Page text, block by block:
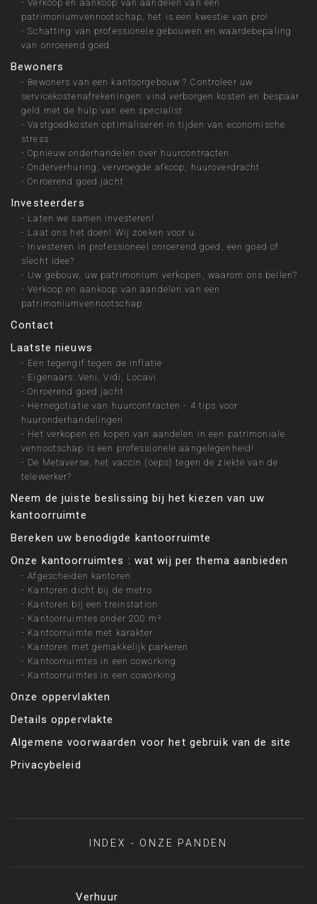
-Verkoop en aankoop van aandelen van een
patrimoniumvennootschap, het is een kwestie van pro!
-Schatting van professionele gebouwen en waardebepaling
van onroerend goed
Bewoners
- Bewoners van een kantoorgebouw ? Controleer uw
servicekostenafrekeningen: vind verborgen kosten en bespaar
geld met de hulp van een specialist
-Vastgoedkosten optimaliseren in tijden van economische
stress
-Opnieuw onderhandelen over huurcontracten
-Onderverhuring, vervroegde afkoop, huuroverdracht
-Onroerend goed jacht
Investeerders
- Laten we samen investeren!
- Laat ons het doen! Wij zoeken voor u.
- Investeren in professioneel onroerend goed, een goed of
slecht idee?
- Uw gebouw, uw patrimonium verkopen, waarom ons bellen?
-Verkoop en aankoop van aandelen van een
patrimoniumvennootschap
Contact
Laatste nieuws
- Een tegengif tegen de inflatie
- Eigenaars: Veni, Vidi, Locavi
-Onroerend goed jacht
- Hernegotiatie van huurcontracten - 4 tips voor
huuronderhandelingen
- Het verkopen en kopen van aandelen in een patrimoniale
vennootschap is een professionele aangelegenheid!
- De Metaverse, het vaccin (oeps) tegen de ziekte van de
telewerker?
Neem de juiste beslissing bij het kiezen van uw
kantoorruimte
Bereken uw benodigde kantoorruimte
Onze kantoorruimtes : wat wij per thema aanbieden
-Afgescheiden kantoren
- Kantoren dicht bij de metro
- Kantoren bij een treinstation
- Kantoorruimtes onder 200 m²
- Kantoorruimte met karakter
- Kantoren met gemakkelijk parkeren
- Kantoorruimtes in een coworking
- Kantoorruimtes in een coworking
Onze oppervlakten
Details oppervlakte
Algemene voorwaarden voor het gebruik van de site
Privacybeleid
INDEX - ONZE PANDEN
Verhuur